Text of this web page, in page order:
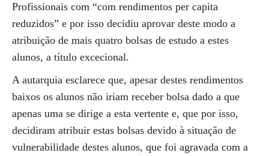
Profissionais com “com rendimentos per capita
reduzidos” e por isso decidiu aprovar deste modo a
atribuição de mais quatro bolsas de estudo a estes
alunos, a título excecional.
A autarquia esclarece que, apesar destes rendimentos
baixos os alunos não iriam receber bolsa dado a que
apenas uma se dirige a esta vertente e, que por isso,
decidiram atribuir estas bolsas devido à situação de
vulnerabilidade destes alunos, que foi agravada com a